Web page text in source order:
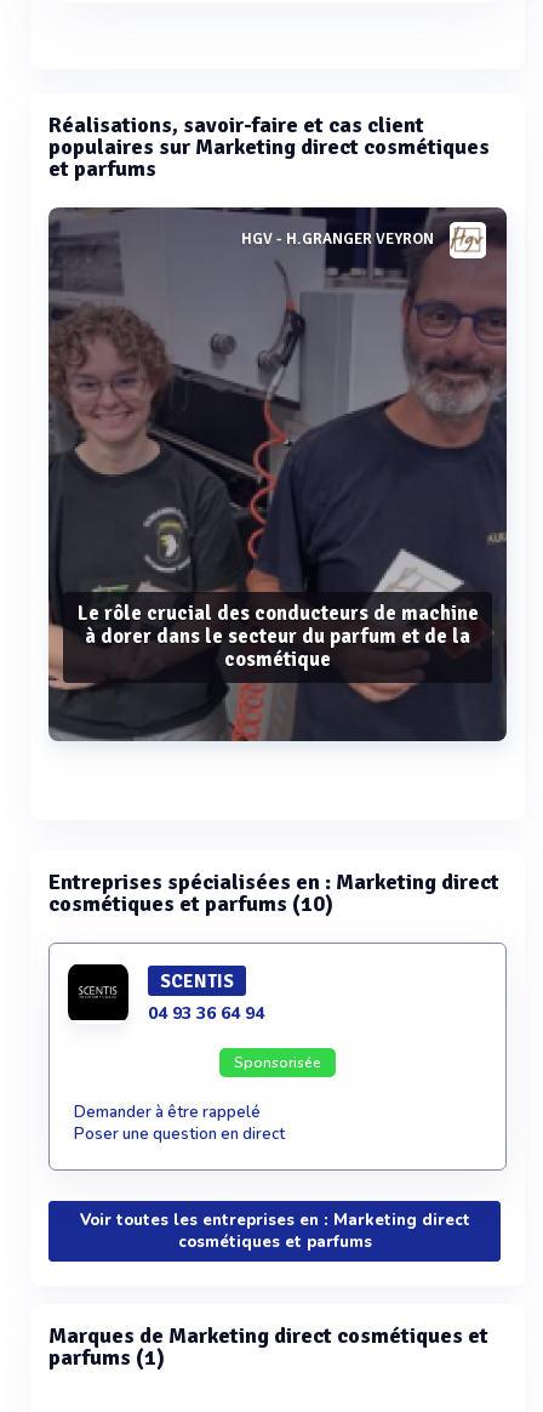
Réalisations, savoir-faire et cas client
populaires sur Marketing direct cosmétiques
et parfums
HGV - H.GRANGER VEYRON
Le rôle crucial des conducteurs de machine
à dorer dans le secteur du parfum et de la
cosmétique
Entreprises spécialisées en : Marketing direct
cosmétiques et parfums (10)
SCENTIS
04 93 36 64 94
Sponsorisée
Demander à être rappelé
Poser une question en direct
Voir toutes les entreprises en : Marketing direct
cosmétiques et parfums
Marques de Marketing direct cosmétiques et
parfums (1)